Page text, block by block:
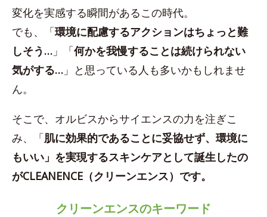
変化を実感する瞬間があるこの時代。
でも、「環境に配慮するアクションはちょっと難
しそう… 」「何かを我慢することは続けられない
気がする… 」と思っている人も多いかもしれませ
ん。
そこで、オルビスからサイエンスの力を注ぎこ
み、「肌に効果的であることに妥協せず、環境に
もいい」を実現するスキンケアとして誕生したの
がCLEANENCE（クリーンエンス）です。
クリーンエンスのキーワード